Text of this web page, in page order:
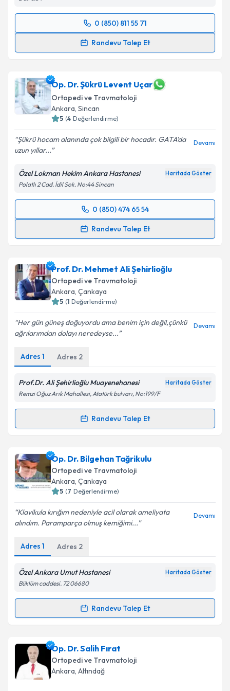
0 (850) 811 55 71
Randevu Talep Et
Randevu Takvimi Talebi
takvim hazırlandığında e-posta ile bilgilendireceğiz.
E-posta Adresiniz
Kişisel verilerimin işlenmesine ilişkin
kapsamda işlenmesini kabul ediyorum.
Takvim Talebini Gönder
Op. Dr. Şükrü Levent Uçar
Ortopedi ve Travmatoloji
Ankara, Sincan
5 (4 Değerlendirme)
Şükrü hocam alanında çok bilgili bir hocadır. GATA'da
uzun yıllar...
Devamı
Özel Lokman Hekim Ankara Hastanesi Haritada Göster
Polatlı 2 Cad. İdil Sok. No:44 Sincan
0 (850) 474 65 54
Randevu Talep Et
Randevu Takvimi Talebi
için bir takvim hazırlandığında e-posta ile
bilgilendireceğiz.
E-posta Adresiniz
Metni 'ni okudum ve kişisel verilerimin belirtilen
Prof. Dr. Mehmet Ali Şehirlioğlu
Ortopedi ve Travmatoloji
Ankara, Çankaya
5 (1 Değerlendirme)
Her gün güneş doğuyordu ama benim için değil,çünkü
ağrılarımdan dolayı neredeyse...
Devamı
Adres 1 Adres 2
Prof.Dr. Ali Şehirlioğlu Muayenehanesi Haritada Göster
Remzi Oğuz Arık Mahallesi, Atatürk bulvarı, No:199/F
Randevu Talep Et
Randevu Takvimi Talebi
Prof. Dr. Mehmet Ali Şehirlioğluiçin randevu
takvimi talebi oluşturun. Size bu uzmandan randevu
almanız için bir takvim hazırlandığında e-posta ile
bilgilendireceğiz.
E-posta Adresiniz
Kişisel verilerimin işlenmesine ilişkinAydınlatma
Metni'ni okudum ve kişisel verilerimin belirtilen
kapsamda işlenmesini kabul ediyorum.
Takvim Talebini Gönder
Op. Dr. Bilgehan Tağrikulu
Ortopedi ve Travmatoloji
Ankara, Çankaya
5 (7 Değerlendirme)
Klavikula kırığım nedeniyle acil olarak ameliyata
alındım. Paramparça olmuş kemiğimi...
Devamı
Adres 1 Adres 2
Özel Ankara Umut Hastanesi Haritada Göster
Büklüm caddesi. 72 06680
Randevu Talep Et
Randevu Takvimi Talebi
Op. Dr. Bilgehan Tağrikulu
talebi oluşturun. Size bu uzmandan randevu almanız
için bir takvim hazırlandığında e-posta ile
bilgilendireceğiz.
Op. Dr. Salih Fırat
Ortopedi ve Travmatoloji
Ankara, Altındağ